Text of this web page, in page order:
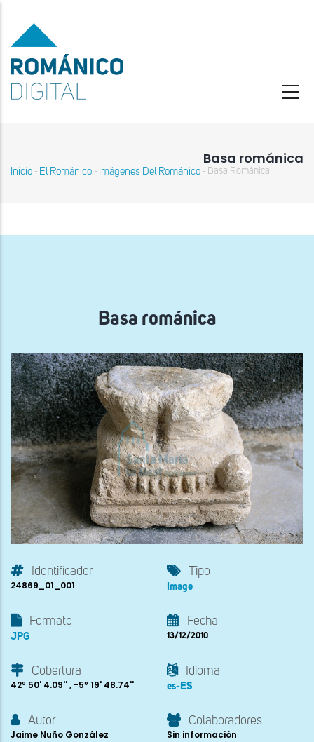
contenido
principal
Basa románica
Sobrescribir
navegación
Inicio - El Románico - Imágenes Del Románico - Basa Románica
Basa románica
Identificador
24869_01_001
Tipo
Image
Formato
JPG
Fecha
13/12/2010
Cobertura
42º 50' 4.09'' , -5º 19' 48.74''
Idioma
es-ES
Autor
Jaime Nuño González
Colaboradores
Sin información